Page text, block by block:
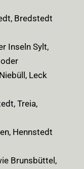
Bredstedt
Inseln Sylt,
Leck
Treia,
Hennstedt
Brunsbüttel,